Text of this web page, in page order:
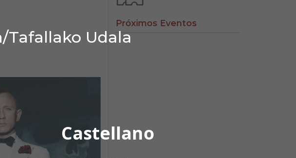
Udala
Castellano
Próximos Eventos